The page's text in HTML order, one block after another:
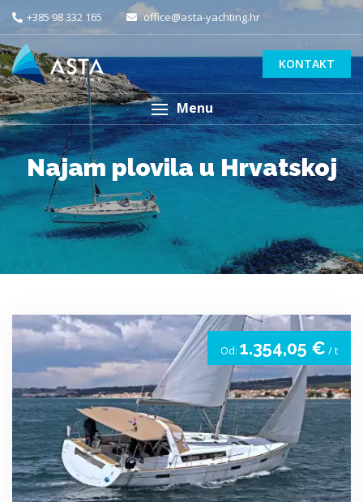
+385 98 332 165 office@asta-yachting.hr
KONTAKT
Menu
Najam plovila u Hrvatskoj
Od: 1.354,05 € / t